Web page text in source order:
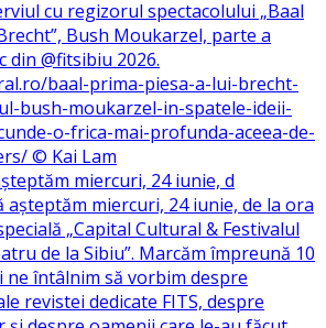
miercuri, 24 iunie, d